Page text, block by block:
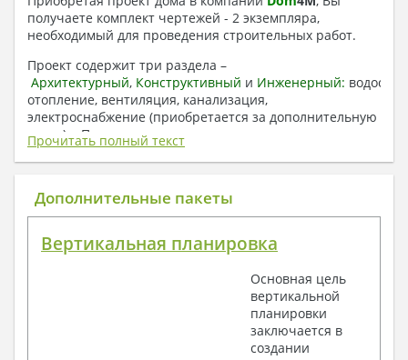
получаете комплект чертежей - 2 экземпляра,
необходимый для проведения строительных работ.
Проект содержит три раздела –
Архитектурный, Конструктивный и Инженерный:
отопление, вентиляция, канализация,
электроснабжение (приобретается за дополнительную
плату) + Пояснительная записка.
1. Архитектурный раздел:
Общие данные по проекту
Поэтажные маркировочные планы с
Разрезы и состав конструкций
Фасады с ведомостью внешних отделок
Элементы проемов – спецификация
Ведомость перемычек – сечения и
Прочитать полный текст
Дополнительные пакеты
Вертикальная планировка
Основная цель
вертикальной
планировки
заключается в
создании